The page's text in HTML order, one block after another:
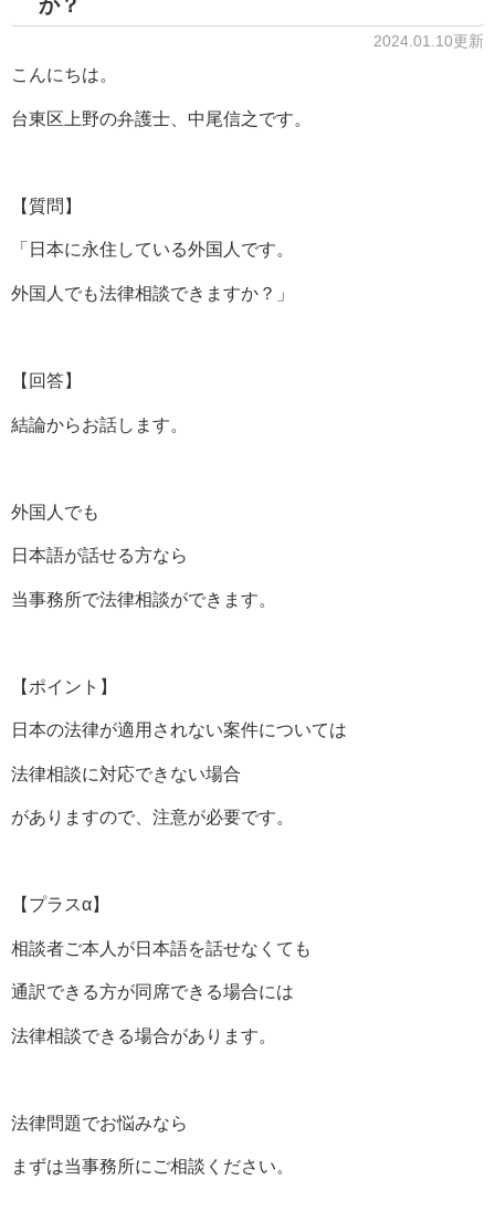
2024.01.10更新
こんにちは。
台東区上野の弁護士、中尾信之です。
【質問】
「日本に永住している外国人です。
外国人でも法律相談できますか？」
【回答】
結論からお話します。
外国人でも
日本語が話せる方なら
当事務所で法律相談ができます。
【ポイント】
日本の法律が適用されない案件については
法律相談に対応できない場合
がありますので、注意が必要です。
【プラスα】
相談者ご本人が日本語を話せなくても
通訳できる方が同席できる場合には
法律相談できる場合があります。
法律問題でお悩みなら
まずは当事務所にご相談ください。